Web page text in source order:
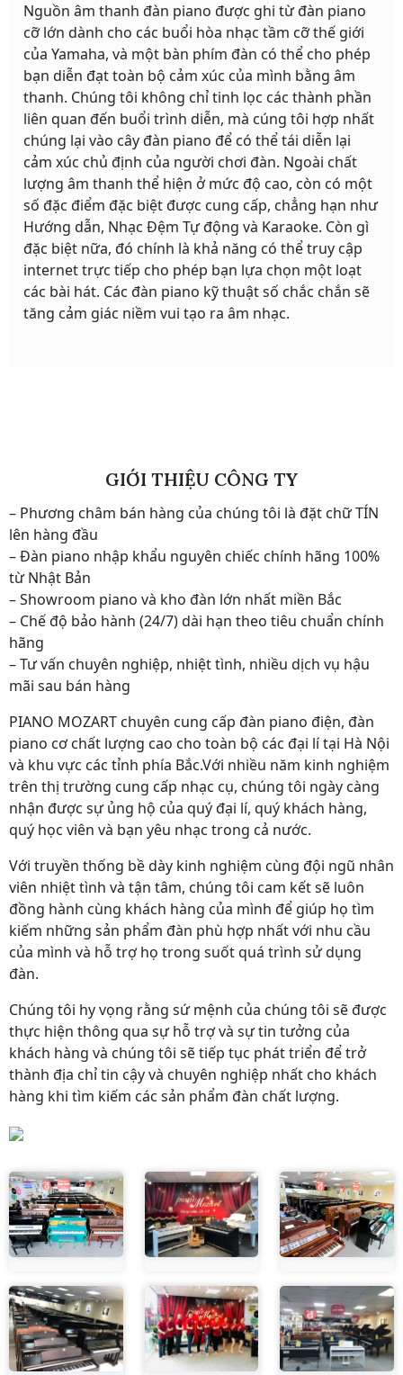
Nguồn âm thanh đàn piano được ghi từ đàn piano
cỡ lớn dành cho các buổi hòa nhạc tầm cỡ thế giới
của Yamaha, và một bàn phím đàn có thể cho phép
bạn diễn đạt toàn bộ cảm xúc của mình bằng âm
thanh. Chúng tôi không chỉ tinh lọc các thành phần
liên quan đến buổi trình diễn, mà cúng tôi hợp nhất
chúng lại vào cây đàn piano để có thể tái diễn lại
cảm xúc chủ định của người chơi đàn. Ngoài chất
lượng âm thanh thể hiện ở mức độ cao, còn có một
số đặc điểm đặc biệt được cung cấp, chẳng hạn như
Hướng dẫn, Nhạc Đệm Tự động và Karaoke. Còn gì
đặc biệt nữa, đó chính là khả năng có thể truy cập
internet trực tiếp cho phép bạn lựa chọn một loạt
các bài hát. Các đàn piano kỹ thuật số chắc chắn sẽ
tăng cảm giác niềm vui tạo ra âm nhạc.
GIỚI THIỆU CÔNG TY
– Phương châm bán hàng của chúng tôi là đặt chữ TÍN
lên hàng đầu
– Đàn piano nhập khẩu nguyên chiếc chính hãng 100%
từ Nhật Bản
– Showroom piano và kho đàn lớn nhất miền Bắc
– Chế độ bảo hành (24/7) dài hạn theo tiêu chuẩn chính
hãng
– Tư vấn chuyên nghiệp, nhiệt tình, nhiều dịch vụ hậu
mãi sau bán hàng
PIANO MOZART chuyên cung cấp đàn piano điện, đàn
piano cơ chất lượng cao cho toàn bộ các đại lí tại Hà Nội
và khu vực các tỉnh phía Bắc.Với nhiều năm kinh nghiệm
trên thị trường cung cấp nhạc cụ, chúng tôi ngày càng
nhận được sự ủng hộ của quý đại lí, quý khách hàng,
quý học viên và bạn yêu nhạc trong cả nước.
Với truyền thống bề dày kinh nghiệm cùng đội ngũ nhân
viên nhiệt tình và tận tâm, chúng tôi cam kết sẽ luôn
đồng hành cùng khách hàng của mình để giúp họ tìm
kiếm những sản phẩm đàn phù hợp nhất với nhu cầu
của mình và hỗ trợ họ trong suốt quá trình sử dụng
đàn.
Chúng tôi hy vọng rằng sứ mệnh của chúng tôi sẽ được
thực hiện thông qua sự hỗ trợ và sự tin tưởng của
khách hàng và chúng tôi sẽ tiếp tục phát triển để trở
thành địa chỉ tin cậy và chuyên nghiệp nhất cho khách
hàng khi tìm kiếm các sản phẩm đàn chất lượng.